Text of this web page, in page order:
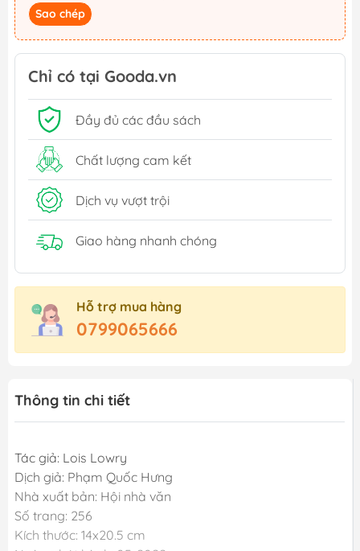
Sao chép
Chỉ có tại Gooda.vn
Đầy đủ các đầu sách
Chất lượng cam kết
Dịch vụ vượt trội
Giao hàng nhanh chóng
Hỗ trợ mua hàng
0799065666
Thông tin chi tiết
Tác giả: Lois Lowry
Dịch giả: Phạm Quốc Hưng
Nhà xuất bản: Hội nhà văn
Số trang: 256
Kích thước: 14x20.5 cm